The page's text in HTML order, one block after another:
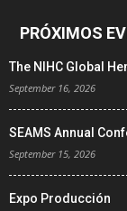
PRÓXIMOS
The NIHC Global
September 16, 2026
SEAMS Annual
September 15, 2026
Expo Producción